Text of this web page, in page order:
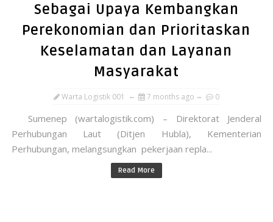
Sebagai Upaya Kembangkan
Perekonomian dan Prioritaskan
Keselamatan dan Layanan
Masyarakat
Warta Logistik 001 7 months ago 0
Sumenep (wartalogistik.com) – Direktorat Jenderal
Perhubungan Laut (Ditjen Hubla), Kementerian
Perhubungan, melangsungkan pekerjaan repla...
Read More